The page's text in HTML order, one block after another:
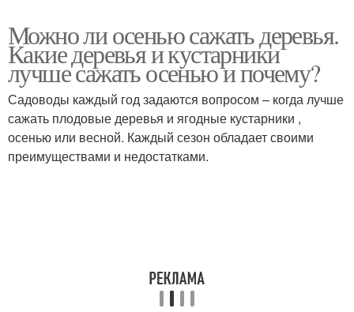
Можно ли осенью сажать деревья.
Какие деревья и кустарники
лучше сажать осенью и почему?
Садоводы каждый год задаются вопросом – когда лучше
сажать плодовые деревья и ягодные кустарники ,
осенью или весной. Каждый сезон обладает своими
преимуществами и недостатками.